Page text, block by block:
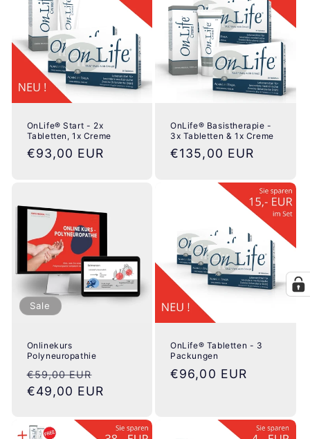
OnLife® Start - 2x
Tabletten, 1x Creme
Normaler
€93,00 EUR
OnLife® Basistherapie -
3x Tabletten & 1x Creme
Normaler
€135,00 EUR
Sale
Onlinekurs
Polyneuropathie
Normaler
Preis
€59,00 EUR
Verkaufspreis
€49,00 EUR
OnLife® Tabletten - 3
Packungen
Normaler
€96,00 EUR